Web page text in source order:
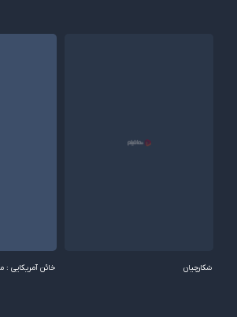
شکارچیان خائن آمریکایی